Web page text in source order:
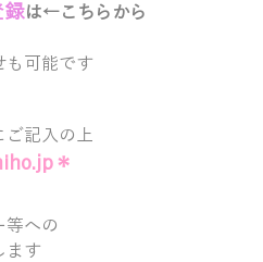
録は←こちらから
も可能です
記入の上
＊
等への
ます